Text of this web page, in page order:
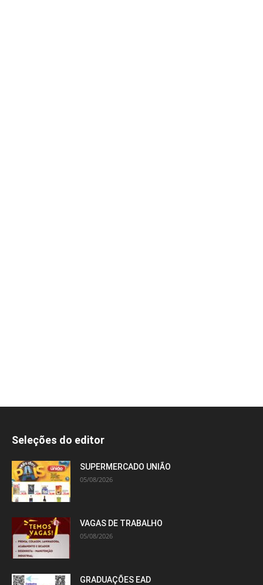
Seleções do editor
SUPERMERCADO UNIÃO
05/08/2026
VAGAS DE TRABALHO
05/08/2026
GRADUAÇÕES EAD